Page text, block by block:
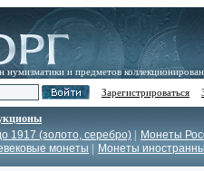
нумизматики и предметов
Зарегистрироваться
1917 (золото, серебро)
Монеты
монеты
Монеты